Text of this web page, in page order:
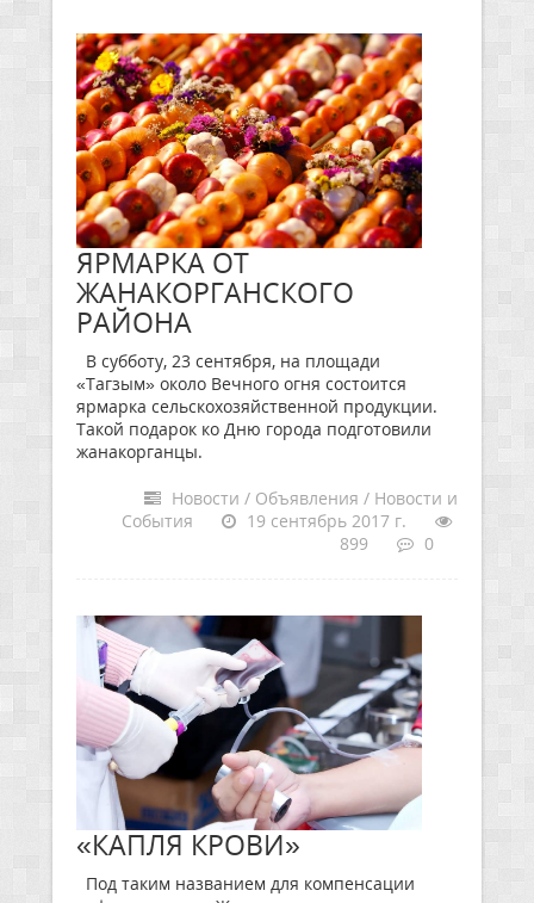
ЯРМАРКА ОТ
ЖАНАКОРГАНСКОГО
РАЙОНА
В субботу, 23 сентября, на площади
«Тагзым» около Вечного огня состоится
ярмарка сельскохозяйственной продукции.
Такой подарок ко Дню города подготовили
жанакорганцы.
Новости / Объявления / Новости и
События
19 сентябрь 2017 г.
899
0
«КАПЛЯ КРОВИ»
Под таким названием для компенсации